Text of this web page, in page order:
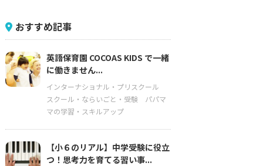
おすすめ記事
英語保育園 COCOAS KIDS で一緒
に働きません...
インターナショナル・プリスクール
スクール・ならいごと・受験
パパマ
マの学習・スキルアップ
【小６のリアル】中学受験に役立
つ！思考力を育てる習い事...